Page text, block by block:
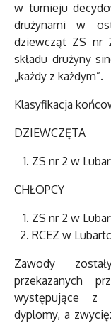
w turnieju
drużynami w
dziewcząt ZS nr
składu drużyny
„każdy z każdym”.
Klasyfikacja
DZIEWCZĘTA
ZS nr 2 w
CHŁOPCY
ZS nr 2 w
RCEZ w
Zawody
przekazanych
występujące z
dyplomy, a